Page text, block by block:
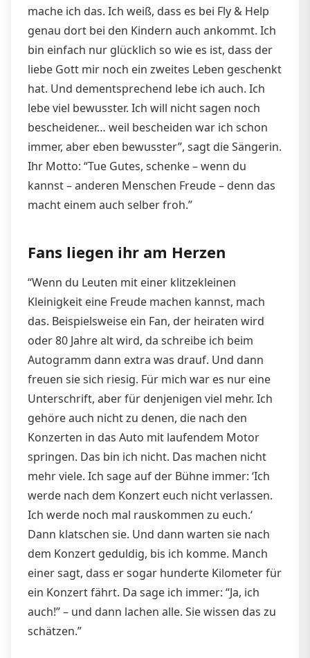
mache ich das. Ich weiß, dass es bei Fly & Help
genau dort bei den Kindern auch ankommt. Ich
bin einfach nur glücklich so wie es ist, dass der
liebe Gott mir noch ein zweites Leben geschenkt
hat. Und dementsprechend lebe ich auch. Ich
lebe viel bewusster. Ich will nicht sagen noch
bescheidener… weil bescheiden war ich schon
immer, aber eben bewusster”, sagt die Sängerin.
Ihr Motto: “Tue Gutes, schenke – wenn du
kannst – anderen Menschen Freude – denn das
macht einem auch selber froh.”
Fans liegen ihr am Herzen
“Wenn du Leuten mit einer klitzekleinen
Kleinigkeit eine Freude machen kannst, mach
das. Beispielsweise ein Fan, der heiraten wird
oder 80 Jahre alt wird, da schreibe ich beim
Autogramm dann extra was drauf. Und dann
freuen sie sich riesig. Für mich war es nur eine
Unterschrift, aber für denjenigen viel mehr. Ich
gehöre auch nicht zu denen, die nach den
Konzerten in das Auto mit laufendem Motor
springen. Das bin ich nicht. Das machen nicht
mehr viele. Ich sage auf der Bühne immer: ‘Ich
werde nach dem Konzert euch nicht verlassen.
Ich werde noch mal rauskommen zu euch.‘
Dann klatschen sie. Und dann warten sie nach
dem Konzert geduldig, bis ich komme. Manch
einer sagt, dass er sogar hunderte Kilometer für
ein Konzert fährt. Da sage ich immer: “Ja, ich
auch!” – und dann lachen alle. Sie wissen das zu
schätzen.”